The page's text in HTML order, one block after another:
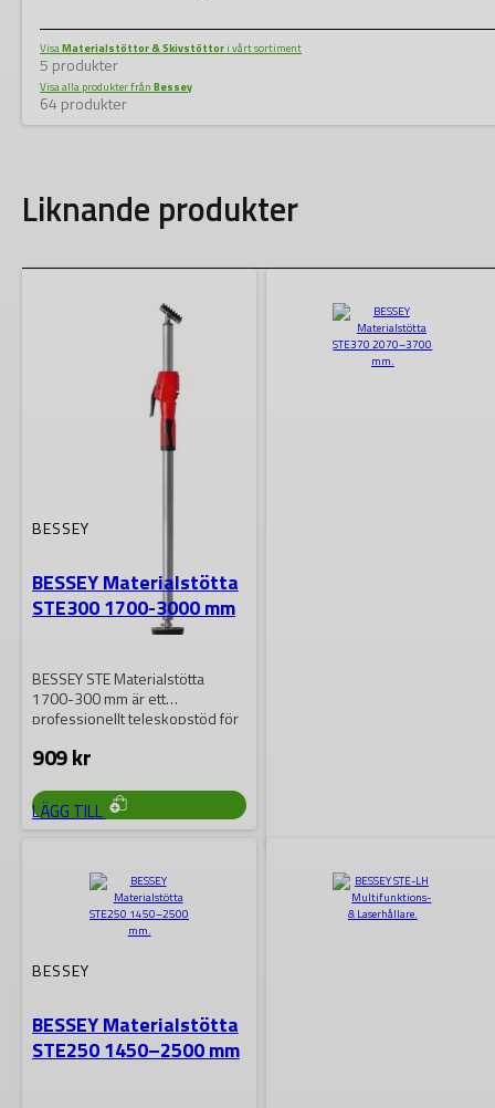
VisaMaterialstöttor & Skivstöttor i vårt sortiment
5 produkter
Visa alla produkter frånBessey
64 produkter
Liknande produkter
BESSEY
BESSEY Materialstötta
STE300 1700-3000 mm
BESSEY STE Materialstötta
1700-300 mm är ett
professionellt teleskopstöd för
takskivor, reglar,…
909kr
LÄGG TILL
BESSEY
BESSEY Materialstötta
BESSEY
BESSEY Materialstötta
STE250 1450–2500 mm